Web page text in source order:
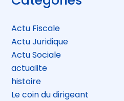
sidebar
Actu Fiscale
Actu Juridique
Actu Sociale
actualite
histoire
Le coin du dirigeant